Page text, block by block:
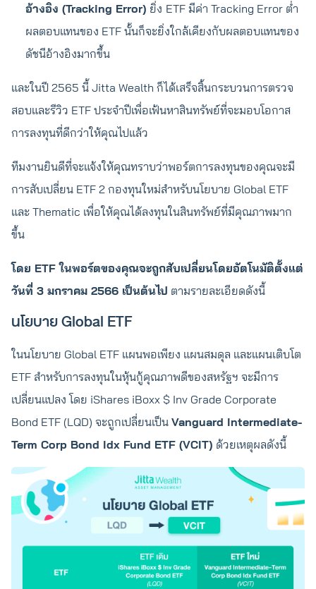
อ้างอิง (Tracking Error) ยิ่ง ETF มีค่า Tracking Error ต่ำ
ผลตอบแทนของ ETF นั้นก็จะยิ่งใกล้เคียงกับผลตอบแทนของ
ดัชนีอ้างอิงมากขึ้น
และในปี 2565 นี้ Jitta Wealth ก็ได้เสร็จสิ้นกระบวนการตรวจ
สอบและรีวิว ETF ประจำปีเพื่อเฟ้นหาสินทรัพย์ที่จะมอบโอกาส
การลงทุนที่ดีกว่าให้คุณไปแล้ว
ทีมงานยินดีที่จะแจ้งให้คุณทราบว่าพอร์ตการลงทุนของคุณจะมี
การสับเปลี่ยน ETF 2 กองทุนใหม่สำหรับนโยบาย Global ETF
และ Thematic เพื่อให้คุณได้ลงทุนในสินทรัพย์ที่มีคุณภาพมาก
ขึ้น
โดย ETF ในพอร์ตของคุณจะถูกสับเปลี่ยนโดยอัตโนมัติตั้งแต่
วันที่ 3 มกราคม 2566 เป็นต้นไป ตามรายละเอียดดังนี้
นโยบาย Global ETF
ในนโยบาย Global ETF แผนพอเพียง แผนสมดุล และแผนเติบโต
ETF สำหรับการลงทุนในหุ้นกู้คุณภาพดีของสหรัฐฯ จะมีการ
เปลี่ยนแปลง โดย iShares iBoxx $ Inv Grade Corporate
Bond ETF (LQD) จะถูกเปลี่ยนเป็น Vanguard Intermediate-
Term Corp Bond Idx Fund ETF (VCIT) ด้วยเหตุผลดังนี้